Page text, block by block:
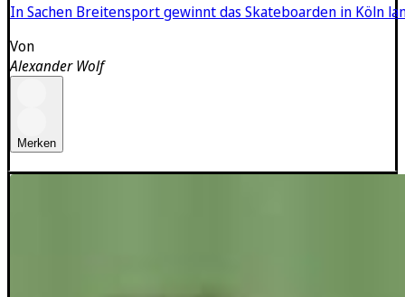
In Sachen Breitensport gewinnt das Skateboarden in Köln
Von
Alexander Wolf
Merken